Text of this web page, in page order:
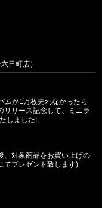
日町店）
ムが1万枚売れなかったら
リース記念して、ミニラ
しました!
、対象商品をお買い上げの
てプレゼント致します)